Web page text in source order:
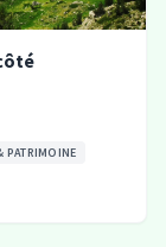
PATRIMOINE